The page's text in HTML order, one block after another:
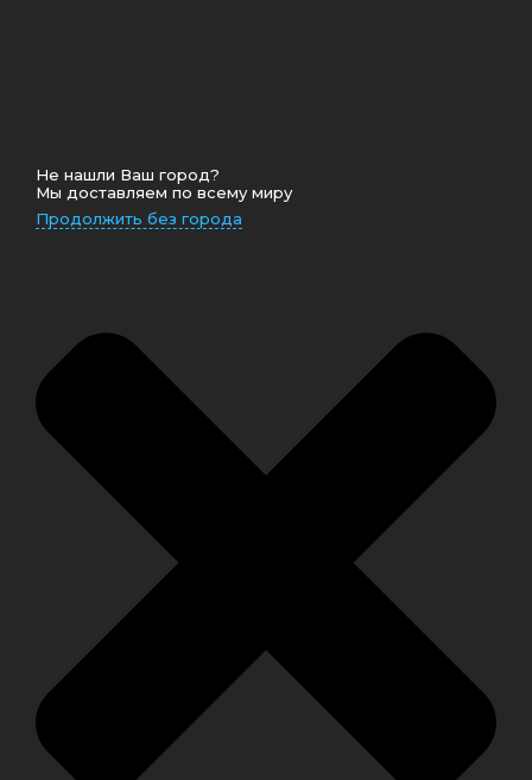
Не нашли Ваш город?
Мы доставляем по всему миру
Продолжить без города